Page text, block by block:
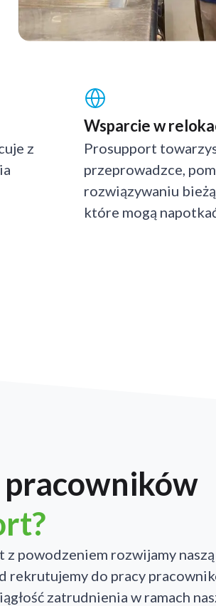
z
Wsparcie w
Prosupport
przeprowadzce,
rozwiązywaniu
które mogą
pracowników
z powodzeniem rozwijamy naszą
rekrutujemy do pracy
zatrudnienia w ramach